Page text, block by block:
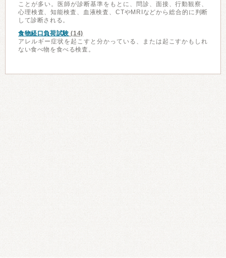
ことが多い。医師が診断基準をもとに、問診、面接、行動観察、
心理検査、知能検査、血液検査、CTやMRIなどから総合的に判断
して診断される。
食物経口負荷試験 (14)
アレルギー症状を起こすと分かっている、または起こすかもしれ
ない食べ物を食べる検査。